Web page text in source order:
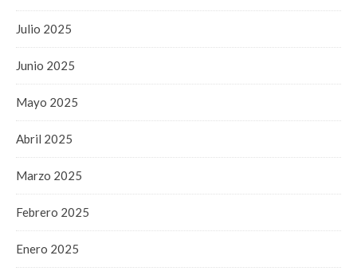
Julio 2025
Junio 2025
Mayo 2025
Abril 2025
Marzo 2025
Febrero 2025
Enero 2025